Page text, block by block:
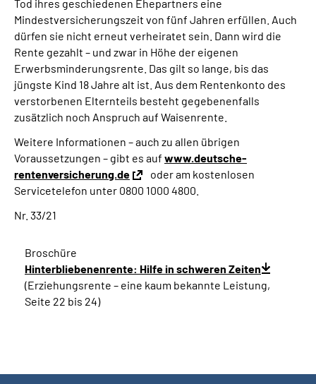
Mein Kundenportal
Tod ihres geschiedenen Ehepartners eine
Mindestversicherungszeit von fünf Jahren erfüllen. Auch
dürfen sie nicht erneut verheiratet sein. Dann wird die
Rente gezahlt – und zwar in Höhe der eigenen
Erwerbsminderungsrente. Das gilt so lange, bis das
jüngste Kind 18 Jahre alt ist. Aus dem Rentenkonto des
verstorbenen Elternteils besteht gegebenenfalls
zusätzlich noch Anspruch auf Waisenrente.
Weitere Informationen – auch zu allen übrigen
Voraussetzungen – gibt es auf www.deutsche-
rentenversicherung.de
oder am kostenlosen
Servicetelefon unter 0800 1000 4800.
Nr. 33/21
Broschüre
Hinterbliebenenrente: Hilfe in schweren Zeiten
(Erziehungsrente – eine kaum bekannte Leistung,
Seite 22 bis 24)